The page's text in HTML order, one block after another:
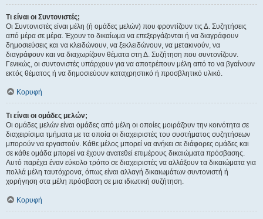
Τι είναι οι Συντονιστές;
Οι Συντονιστές είναι μέλη (ή ομάδες μελών) που φροντίζουν τις Δ. Συζητήσεις
από μέρα σε μέρα. Έχουν το δικαίωμα να επεξεργάζονται ή να διαγράφουν
δημοσιεύσεις και να κλειδώνουν, να ξεκλειδώνουν, να μετακινούν, να
διαγράφουν και να διαχωρίζουν θέματα στη Δ. Συζήτηση που συντονίζουν.
Γενικώς, οι συντονιστές υπάρχουν για να αποτρέπουν μέλη από το να βγαίνουν
εκτός θέματος ή να δημοσιεύουν καταχρηστικό ή προσβλητικό υλικό.
Κορυφή
Τι είναι οι ομάδες μελών;
Οι ομάδες μελών είναι ομάδες από μέλη οι οποίες μοιράζουν την κοινότητα σε
διαχειρίσιμα τμήματα με τα οποία οι διαχειριστές του συστήματος συζητήσεων
μπορούν να εργαστούν. Κάθε μέλος μπορεί να ανήκει σε διάφορες ομάδες και
σε κάθε ομάδα μπορεί να έχουν ανατεθεί επιμέρους δικαιώματα πρόσβασης.
Αυτό παρέχει έναν εύκολο τρόπο σε διαχειριστές να αλλάξουν τα δικαιώματα για
πολλά μέλη ταυτόχρονα, όπως είναι αλλαγή δικαιωμάτων συντονιστή ή
χορήγηση στα μέλη πρόσβαση σε μια ιδιωτική συζήτηση.
Κορυφή